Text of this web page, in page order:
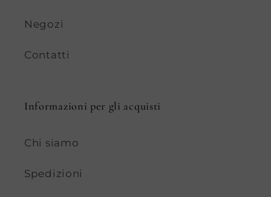
Negozi
Contatti
Informazioni per gli acquisti
Chi siamo
Spedizioni